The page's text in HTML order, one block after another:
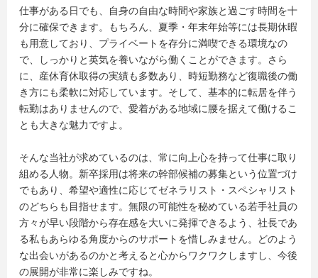
仕事がある日でも、自身の自由な時間や家族と過ごす時間を十
分に確保できます。もちろん、夏季・年末年始等には長期休暇
も用意しており、プライベートを存分に満喫できる環境なの
で、しっかりと英気を養いながら働くことができます。さら
に、産休育休取得の実績も多数あり、時短勤務など復職後の働
き方にも柔軟に対応しています。そして、基本的に転居を伴う
転勤はありませんので、愛着がある地域に腰を据えて働けるこ
とも大きな魅力ですよ。
そんな当社が求めているのは、常に向上心を持って仕事に取り
組める人物。新卒採用は将来の幹部候補の募集という位置づけ
でもあり、希望や適性に応じてゼネラリスト・スペシャリスト
のどちらも目指せます。無限の可能性を秘めている若手社員の
方々が早い段階から存在感を大いに発揮できるよう、社長であ
る私もあらゆる角度からのサポートを惜しみません。どのよう
な出会いがあるのかと考えると心からワクワクしますし、今後
の展開が非常に楽しみですね。